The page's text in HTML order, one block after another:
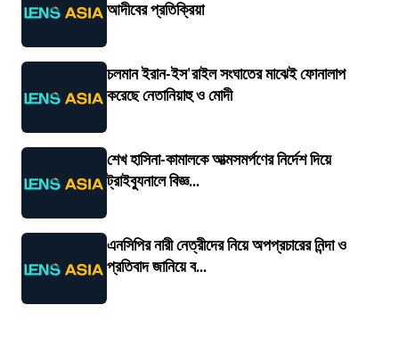
আদীবের প্রতিক্রিয়া
চলমান ইরান-ইস'রাইল সংঘাতের মাঝেই ফোনালাপ
করেছে নেতানিয়াহু ও মোদী
শেখ হাসিনা-কামালকে আত্মসমর্পণের নির্দেশ দিয়ে
ট্রাইব্যুনালে বিজ্ঞ...
এনসিপির নারী নেত্রীদের নিয়ে অপপ্রচারের নিন্দা ও
প্রতিবাদ জানিয়ে ব...